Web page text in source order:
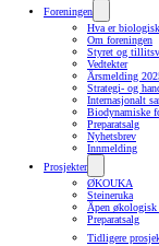
Foreningen
Hva er
Om foreningen
Styret og
Vedtekter
Årsmelding
Strategi- og
Internasjonalt
Biodynamiske
Preparatsalg
Nyhetsbrev
Innmelding
Prosjekter
ØKOUKA
Steineruka
Åpen økologisk
Preparatsalg
Tidligere